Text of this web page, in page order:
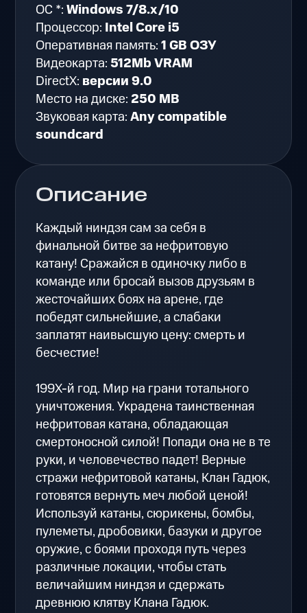
Описание
Каждый ниндзя сам за себя в
финальной битве за нефритовую
катану! Сражайся в одиночку либо в
команде или бросай вызов друзьям в
жесточайших боях на арене, где
победят сильнейшие, а слабаки
заплатят наивысшую цену: смерть и
бесчестие!
199X-й год. Мир на грани тотального
уничтожения. Украдена таинственная
нефритовая катана, обладающая
смертоносной силой! Попади она не в те
руки, и человечество падет! Верные
стражи нефритовой катаны, Клан Гадюк,
готовятся вернуть меч любой ценой!
Используй катаны, сюрикены, бомбы,
пулеметы, дробовики, базуки и другое
оружие, с боями проходя путь через
различные локации, чтобы стать
величайшим ниндзя и сдержать
древнюю клятву Клана Гадюк.
ОС *:Windows 7/8.x/10
Процессор: Intel Core i5
Оперативная память:1 GB ОЗУ
Видеокарта:512Mb VRAM
DirectX: версии 9.0
Место на диске: 250 MB
Звуковая карта:Any compatible
soundcard